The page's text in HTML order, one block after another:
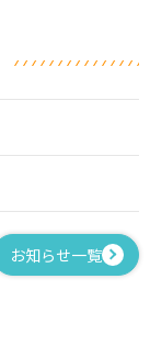
お知らせ一覧